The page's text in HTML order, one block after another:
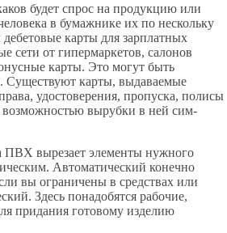
будет спрос на продукцию или
в бумажнике их по нескольку
карты для зарплатных
сети от гипермаркетов, салонов
карты. Это могут быть
Существуют карты, выдаваемые
удостоверения, пропуска, полисы
возможностью вырубки в ней сим-
ПВХ вырезает элементы нужного
Автоматический конечно
вы ограничены в средствах или
Здесь понадобятся рабочие,
придания готовому изделию